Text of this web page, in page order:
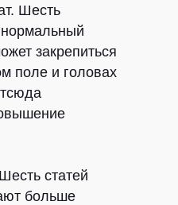
Шесть
закрепиться
поле и головах
Шесть статей
больше